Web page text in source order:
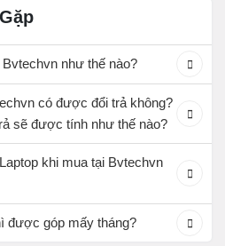
như thế nào?
có được đổi trả không?
sẽ được tính như thế nào?
khi mua tại Bvtechvn
được góp mấy tháng?